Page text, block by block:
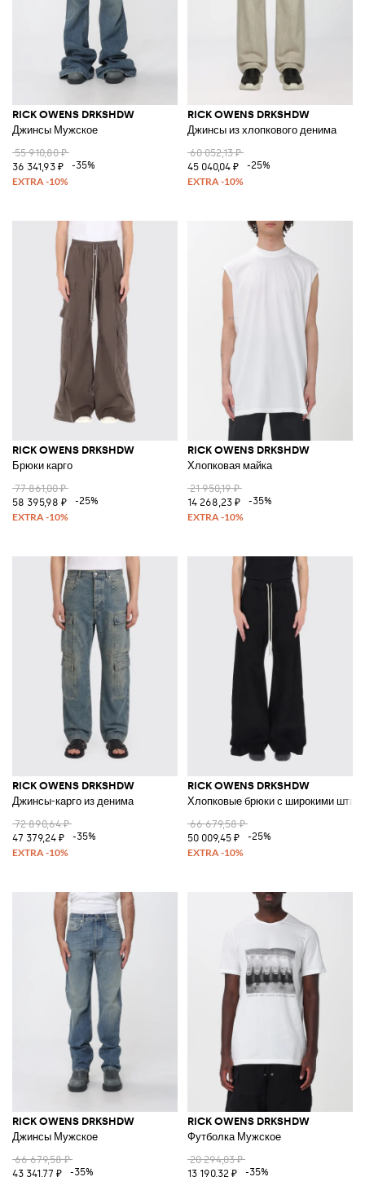
RICK OWENS DRKSHDW
Джинсы Мужское
55 910,80 ₽
36 341,93 ₽
-35%
RICK OWENS DRKSHDW
Джинсы из хлопкового денима
60 052,13 ₽
45 040,04 ₽
-25%
RICK OWENS DRKSHDW
Брюки карго
77 861,00 ₽
58 395,98 ₽
-25%
RICK OWENS DRKSHDW
Хлопковая майка
21 950,19 ₽
14 268,23 ₽
-35%
RICK OWENS DRKSHDW
Джинсы-карго из денима
72 890,64 ₽
47 379,24 ₽
-35%
RICK OWENS DRKSHDW
Хлопковые брюки с широкими
66 679,58 ₽
50 009,45 ₽
-25%
RICK OWENS DRKSHDW
Джинсы Мужское
66 679,58 ₽
43 341,77 ₽
-35%
RICK OWENS DRKSHDW
Футболка Мужское
20 294,03 ₽
13 190,32 ₽
-35%